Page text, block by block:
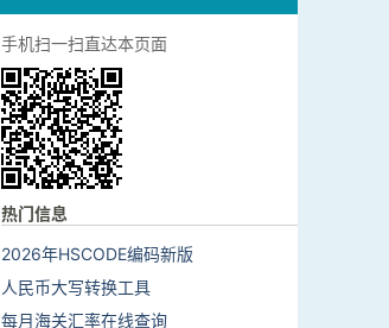
手机扫一扫直达本页面
热门信息
2026年HSCODE编码新版
人民币大写转换工具
每月海关汇率在线查询